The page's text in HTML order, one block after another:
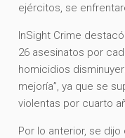
ejércitos, se
InSight Crime
26 asesinatos por
homicidios
mejoría”, ya que se
violentas por cuarto
Por lo anterior, se